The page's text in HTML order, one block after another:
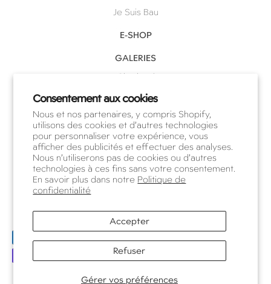
Consentement aux cookies
Nous et nos partenaires, y compris Shopify,
utilisons des cookies et d’autres technologies
pour personnaliser votre expérience, vous
afficher des publicités et effectuer des analyses.
Nous n’utiliserons pas de cookies ou d’autres
technologies à ces fins sans votre consentement.
En savoir plus dans notre Politique de
confidentialité
Gérer vos préférences
Accepter
Refuser
Je Suis Bau
E-SHOP
GALERIES
Charleroi
Waterloo
Knokke
NOTRE ÉQUIPE
RENDEZ-VOUS
©Polomé
Privacy Policy